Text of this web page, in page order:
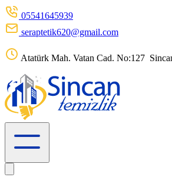
05541645939
seraptetik620@gmail.com
Atatürk Mah. Vatan Cad. No:127